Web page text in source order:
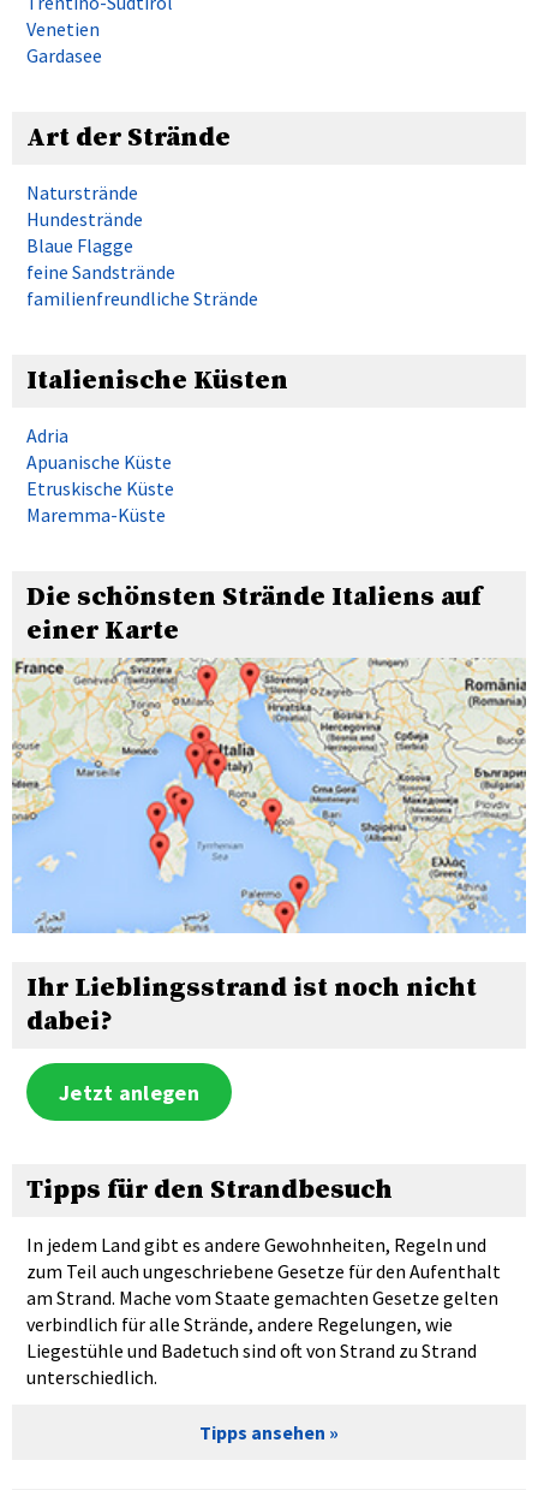
Venetien
Gardasee
Art der Strände
Naturstrände
Hundestrände
Blaue Flagge
feine Sandstrände
familienfreundliche Strände
Italienische Küsten
Adria
Apuanische Küste
Etruskische Küste
Maremma-Küste
Die schönsten Strände Italiens auf
einer Karte
Ihr Lieblingsstrand ist noch nicht
dabei?
Jetzt anlegen
Tipps für den Strandbesuch
In jedem Land gibt es andere Gewohnheiten, Regeln und
zum Teil auch ungeschriebene Gesetze für den Aufenthalt
am Strand. Mache vom Staate gemachten Gesetze gelten
verbindlich für alle Strände, andere Regelungen, wie
Liegestühle und Badetuch sind oft von Strand zu Strand
unterschiedlich.
Tipps ansehen